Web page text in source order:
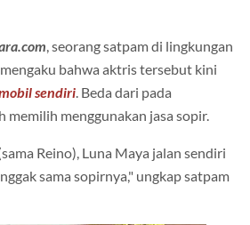
, seorang satpam di lingkungan
bahwa aktris tersebut kini
sendiri. Beda dari pada
memilih menggunakan jasa sopir.
Reino), Luna Maya jalan sendiri
sama sopirnya," ungkap satpam